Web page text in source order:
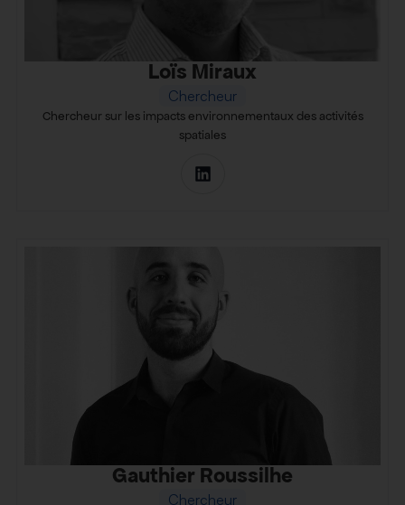
Loïs Miraux
Chercheur
Chercheur sur les impacts environnementaux des activités
spatiales
Gauthier Roussilhe
Chercheur